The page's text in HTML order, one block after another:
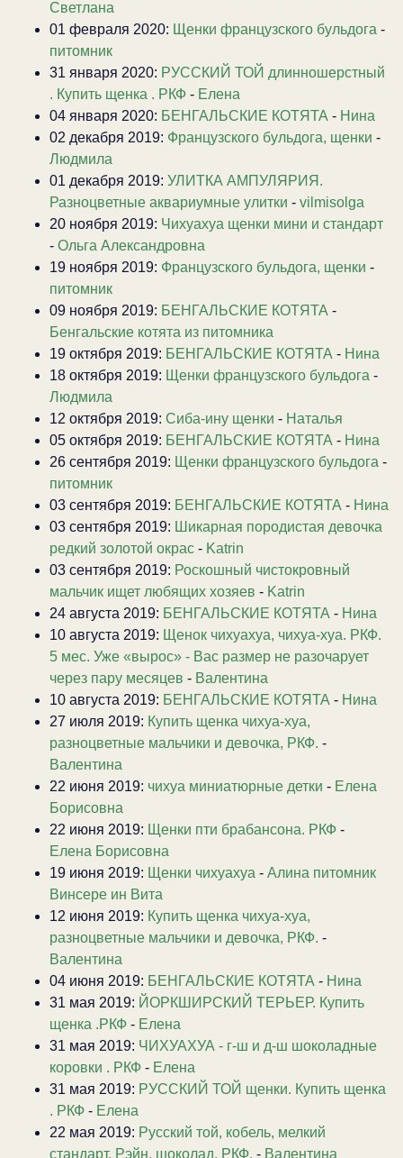
Светлана
01 февраля 2020: Щенки французского бульдога -
питомник
31 января 2020: РУССКИЙ ТОЙ длинношерстный
. Купить щенка . РКФ - Елена
04 января 2020: БЕНГАЛЬСКИЕ КОТЯТА - Нина
02 декабря 2019: Французского бульдога, щенки -
Людмила
01 декабря 2019: УЛИТКА АМПУЛЯРИЯ.
Разноцветные аквариумные улитки - vilmisolga
20 ноября 2019: Чихуахуа щенки мини и стандарт
- Ольга Александровна
19 ноября 2019: Французского бульдога, щенки -
питомник
09 ноября 2019: БЕНГАЛЬСКИЕ КОТЯТА -
Бенгальские котята из питомника
19 октября 2019: БЕНГАЛЬСКИЕ КОТЯТА - Нина
18 октября 2019: Щенки французского бульдога -
Людмила
12 октября 2019: Сиба-ину щенки - Наталья
05 октября 2019: БЕНГАЛЬСКИЕ КОТЯТА - Нина
26 сентября 2019: Щенки французского бульдога -
питомник
03 сентября 2019: БЕНГАЛЬСКИЕ КОТЯТА - Нина
03 сентября 2019: Шикарная породистая девочка
редкий золотой окрас - Katrin
03 сентября 2019: Роскошный чистокровный
мальчик ищет любящих хозяев - Katrin
24 августа 2019: БЕНГАЛЬСКИЕ КОТЯТА - Нина
10 августа 2019: Щенок чихуахуа, чихуа-хуа. РКФ.
5 мес. Уже «вырос» - Вас размер не разочарует
через пару месяцев - Валентина
10 августа 2019: БЕНГАЛЬСКИЕ КОТЯТА - Нина
27 июля 2019: Купить щенка чихуа-хуа,
разноцветные мальчики и девочка, РКФ. -
Валентина
22 июня 2019: чихуа миниатюрные детки - Елена
Борисовна
22 июня 2019: Щенки пти брабансона. РКФ -
Елена Борисовна
19 июня 2019: Щенки чихуахуа - Алина питомник
Винсере ин Вита
12 июня 2019: Купить щенка чихуа-хуа,
разноцветные мальчики и девочка, РКФ. -
Валентина
04 июня 2019: БЕНГАЛЬСКИЕ КОТЯТА - Нина
31 мая 2019: ЙОРКШИРСКИЙ ТЕРЬЕР. Купить
щенка .РКФ - Елена
31 мая 2019: ЧИХУАХУА - г-ш и д-ш шоколадные
коровки . РКФ - Елена
31 мая 2019: РУССКИЙ ТОЙ щенки. Купить щенка
. РКФ - Елена
22 мая 2019: Русский той, кобель, мелкий
стандарт, Рэйн, шоколад, РКФ. - Валентина